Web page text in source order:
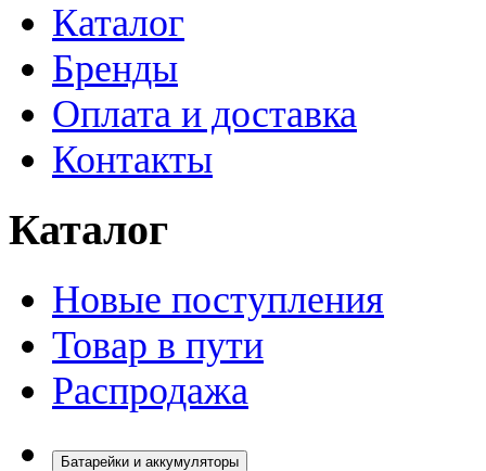
Каталог
Бренды
Оплата и доставка
Контакты
Каталог
Новые поступления
Товар в пути
Распродажа
Батарейки и аккумуляторы